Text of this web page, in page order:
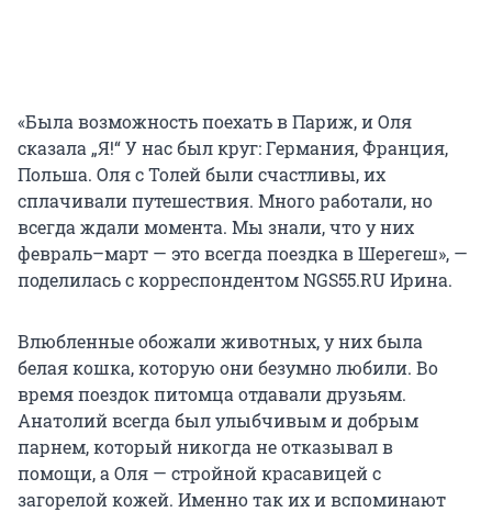
«Была возможность поехать в Париж, и Оля
сказала „Я!“ У нас был круг: Германия, Франция,
Польша. Оля с Толей были счастливы, их
сплачивали путешествия. Много работали, но
всегда ждали момента. Мы знали, что у них
февраль–март — это всегда поездка в Шерегеш», —
поделилась с корреспондентом NGS55.RU Ирина.
Влюбленные обожали животных, у них была
белая кошка, которую они безумно любили. Во
время поездок питомца отдавали друзьям.
Анатолий всегда был улыбчивым и добрым
парнем, который никогда не отказывал в
помощи, а Оля — стройной красавицей с
загорелой кожей. Именно так их и вспоминают